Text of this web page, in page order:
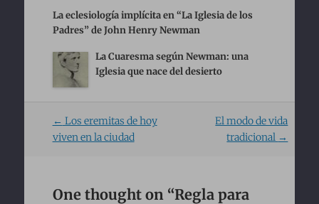
La eclesiología implícita en “La Iglesia de los
Padres” de John Henry Newman
La Cuaresma según Newman: una
Iglesia que nace del desierto
Post
navigation
← Los eremitas de hoy
viven en la ciudad
El modo de vida
tradicional →
One thought on “Regla para